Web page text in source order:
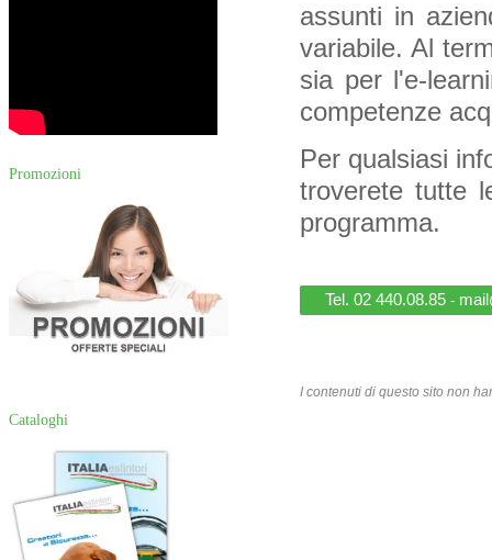
Promozioni
Cataloghi
assunti in
variabile. Al
sia per l'e-
competenze
Per qualsiasi
troverete tutte
programma.
Tel. 02 440.08.85-
I contenuti di questo sito non